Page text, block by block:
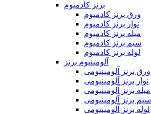
برنز کادمیوم
ورق برنز کادمیوم
نوار برنز کادمیوم
میله برنز کادمیوم
سیم برنز کادمیوم
لوله برنز کادمیوم
آلومینیوم برنز
ورق برنز آلومینیومی
نوار برنز آلومینیومی
میله برنز آلومینیومی
سیم برنز آلومینیومی
لوله برنز آلومینیومی